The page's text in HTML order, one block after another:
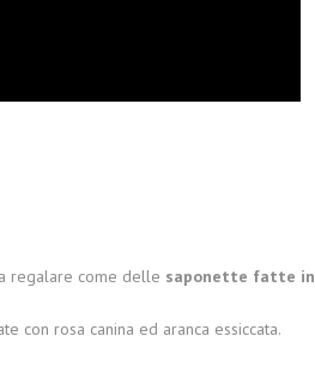
regalare come delle saponette fatte in
con rosa canina ed aranca essiccata.